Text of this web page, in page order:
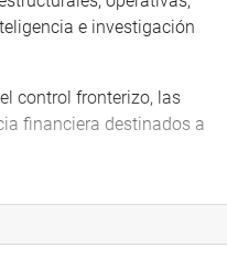
e investigación
control fronterizo, las
financiera destinados a
la coordinación